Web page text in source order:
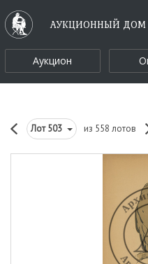
АУКЦИОННЫЙ ДОМ
Аукцион
Лот503 из 558 лотов